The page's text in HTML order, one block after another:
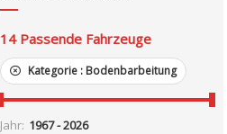
14 Passende Fahrzeuge
Kategorie : Bodenbarbeitung
Jahr: